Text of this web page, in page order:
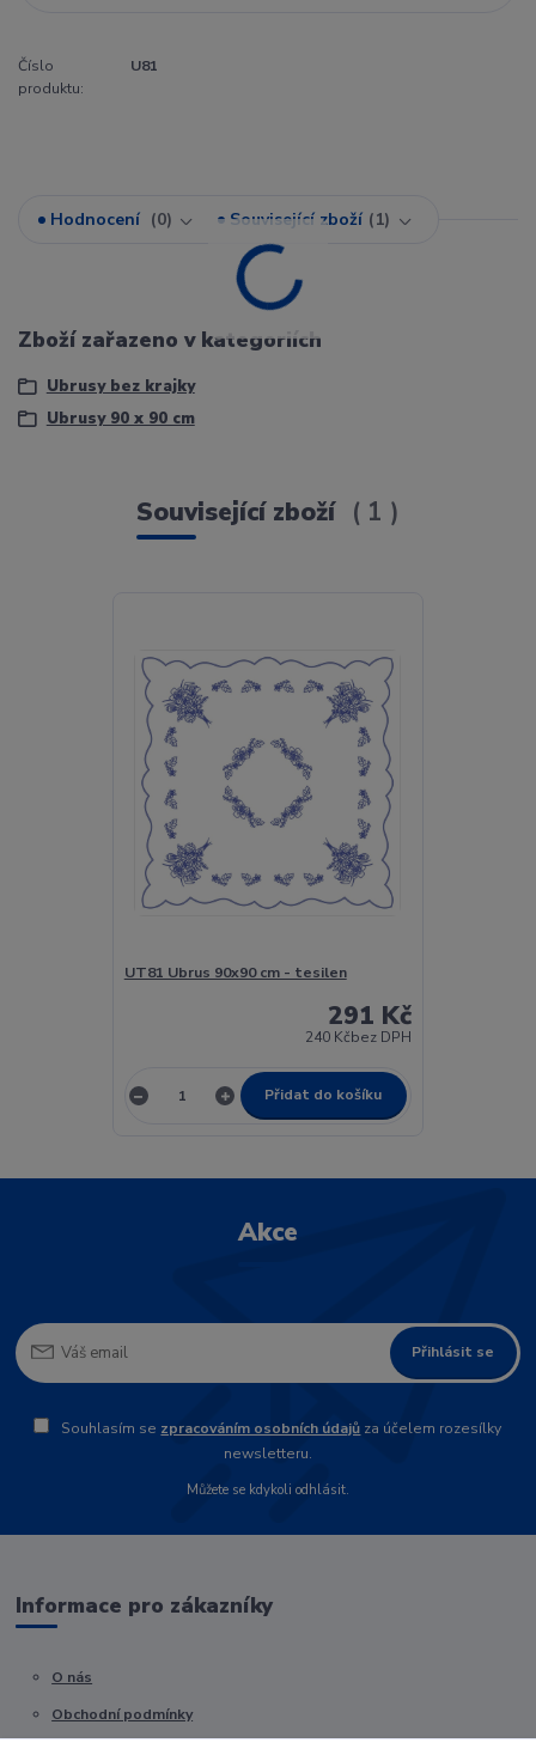
Číslo
produktu:
U81
Hodnocení 0 Související zboží 1
Zboží zařazeno v kategoriích
Ubrusy bez krajky
Ubrusy 90 x 90 cm
Související zboží 1
UT81 Ubrus 90x90 cm - tesilen
291 Kč
240 Kčbez DPH
Přidat do košíku
Akce
Přihlásit se
Souhlasím se zpracováním osobních údajů za účelem rozesílky
newsletteru.
Můžete se kdykoli odhlásit.
Informace pro zákazníky
O nás
Obchodní podmínky